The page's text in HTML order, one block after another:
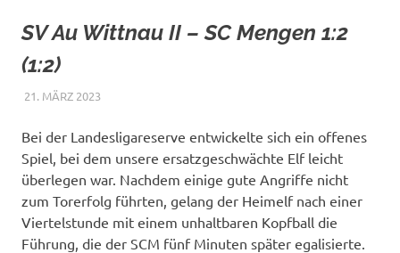
SV Au Wittnau II – SC Mengen 1:2
(1:2)
21. MÄRZ 2023RAPHAEL RIESTERER
ALLGEMEIN
Bei der Landesligareserve entwickelte sich ein offenes
Spiel, bei dem unsere ersatzgeschwächte Elf leicht
überlegen war. Nachdem einige gute Angriffe nicht
zum Torerfolg führten, gelang der Heimelf nach einer
Viertelstunde mit einem unhaltbaren Kopfball die
Führung, die der SCM fünf Minuten später egalisierte.